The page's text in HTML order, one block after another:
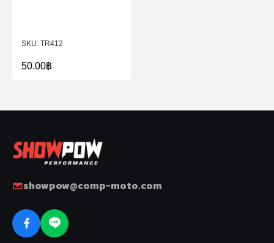
TR412
50.00฿
showpow@comp-moto.com